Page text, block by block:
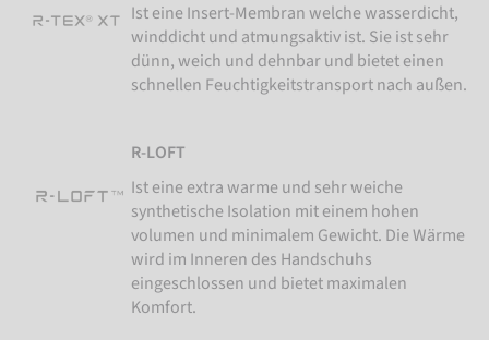
Ist eine Insert-Membran welche wasserdicht,
winddicht und atmungsaktiv ist. Sie ist sehr
dünn, weich und dehnbar und bietet einen
schnellen Feuchtigkeitstransport nach außen.
R-LOFT
Ist eine extra warme und sehr weiche
synthetische Isolation mit einem hohen
volumen und minimalem Gewicht. Die Wärme
wird im Inneren des Handschuhs
eingeschlossen und bietet maximalen
Komfort.